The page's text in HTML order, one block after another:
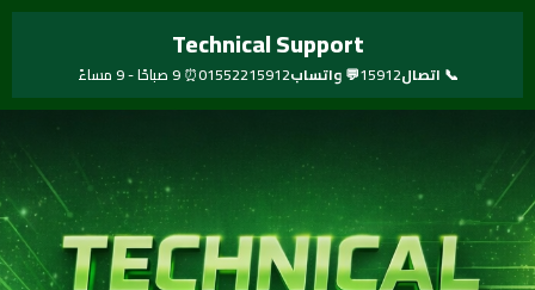
تخطي
Technical Support
📞 اتصال15912💬 واتساب01552215912⏰ 9 صباحًا - 9 مساءً